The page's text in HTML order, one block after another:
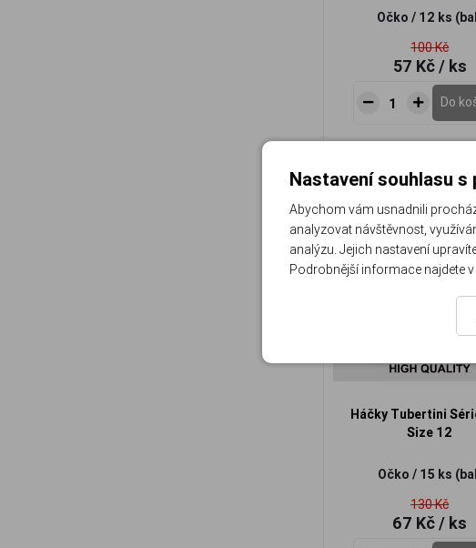
Očko / 12 ks
100 Kč
57 Kč/ ks
Do
Háčky Tubertini
Size 12
Očko / 15 ks
130 Kč
67 Kč/ ks
Nastavení souhlasu
Abychom vám usnadnili
analyzovat návštěvnost,
analýzu. Jejich nastavení
Podrobnější informace najdete